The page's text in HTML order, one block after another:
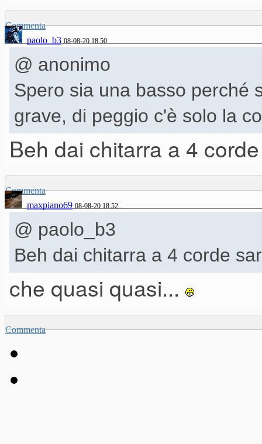
Commenta
paolo_b3 08-08-20 18.50
@ anonimo
Spero sia una basso perché
grave, di peggio c'è solo la
Beh dai chitarra a 4
Commenta
maxpiano69 08-08-20 18.52
@ paolo_b3
Beh dai chitarra a 4 corde
che quasi quasi...
Commenta